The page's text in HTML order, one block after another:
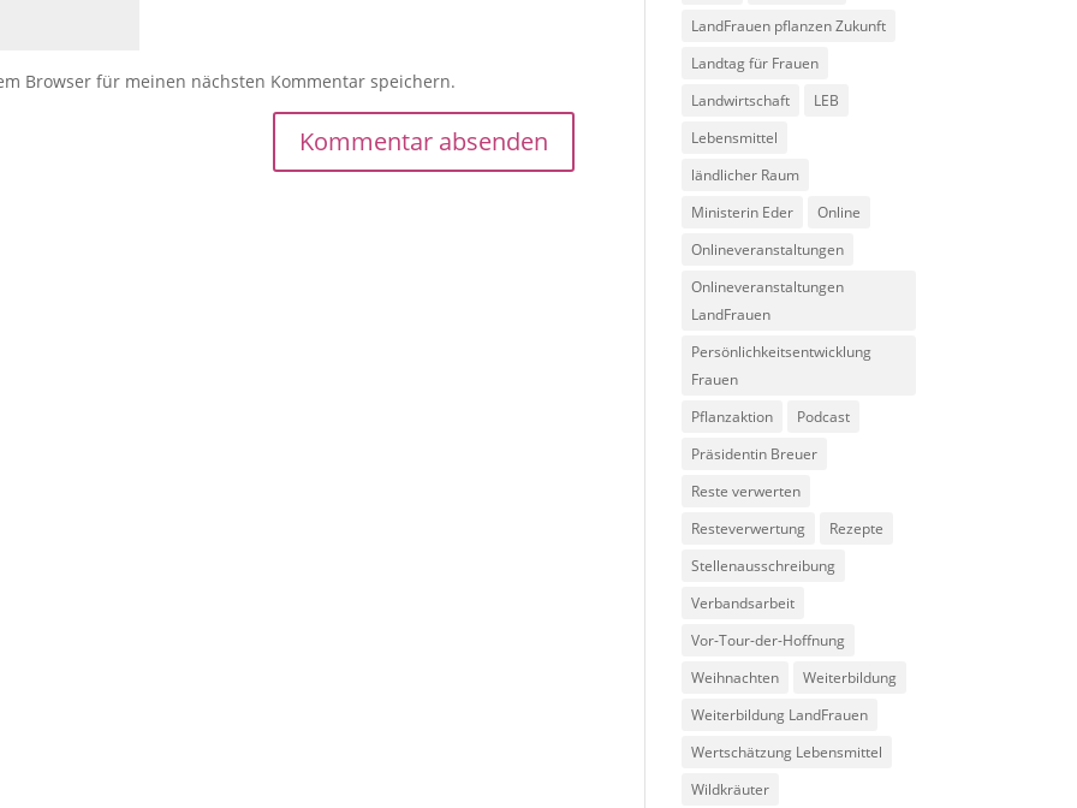
Browser für meinen nächsten Kommentar speichern.
LandFrauen pflanzen Zukunft
Landtag für Frauen
Landwirtschaft
LEB
Lebensmittel
ländlicher Raum
Ministerin Eder
Online
Onlineveranstaltungen
Onlineveranstaltungen
LandFrauen
Persönlichkeitsentwicklung
Frauen
Pflanzaktion
Podcast
Präsidentin Breuer
Reste verwerten
Resteverwertung
Rezepte
Stellenausschreibung
Verbandsarbeit
Vor-Tour-der-Hoffnung
Weihnachten
Weiterbildung
Weiterbildung LandFrauen
Wertschätzung Lebensmittel
Wildkräuter